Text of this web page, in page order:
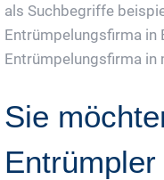
als Suchbegriffe
Entrümpelungsfirma in
Entrümpelungsfirma in
Sie